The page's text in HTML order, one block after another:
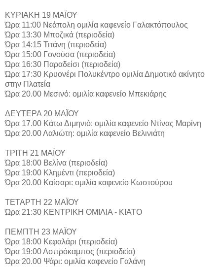
ΚΥΡΙΑΚΗ 19 ΜΑΪΟΥ
Ώρα 11:00 Νεάπολη ομιλία καφενείο Γαλακτόπουλος
Ώρα 13:30 Μποζικά (περιοδεία)
Ώρα 14:15 Τιτάνη (περιοδεία)
Ώρα 15:00 Γονούσα (περιοδεία)
Ώρα 16:30 Παραδείσι (περιοδεία)
Ώρα 17:30 Κρυονέρι Πολυκέντρο ομιλία Δημοτικό ακίνητο
στην Πλατεία
Ώρα 20.00 Μεσινό: ομιλία καφενείο Μπεκιάρης
ΔΕΥΤΕΡΑ 20 ΜΑΪΟΥ
Ώρα 17.00 Κάτω Διμηνιό: ομιλία καφενείο Ντίνας Μαρίνη
Ώρα 20.00 Λαλιώτη: ομιλία καφενείο Βελινιάτη
ΤΡΙΤΗ 21 ΜΑΪΟΥ
Ώρα 18:00 Βελίνα (περιοδεία)
Ώρα 19:00 Κλημέντι (περιοδεία)
Ώρα 20.00 Καίσαρι: ομιλία καφενείο Κωστούρου
ΤΕΤΑΡΤΗ 22 ΜΑΪΟΥ
Ώρα 21:30 ΚΕΝΤΡΙΚΗ ΟΜΙΛΙΑ - ΚΙΑΤΟ
ΠΕΜΠΤΗ 23 ΜΑΪΟΥ
Ώρα 18:00 Κεφαλάρι (περιοδεία)
Ώρα 19:00 Ασπρόκαμπος (περιοδεία)
Ώρα 20.00 Ψάρι: ομιλία καφενείο Γαλάνη